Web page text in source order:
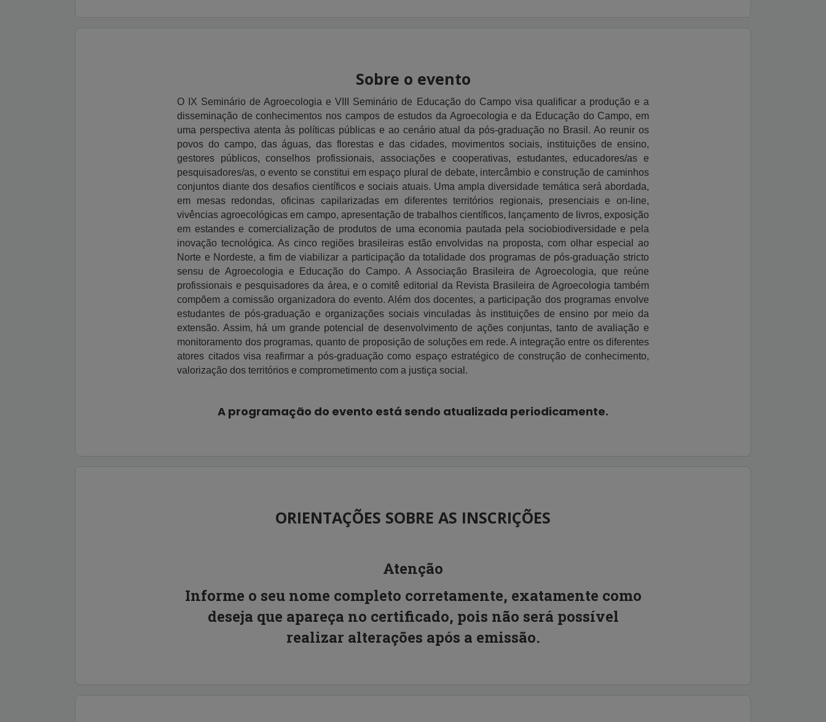
Sobre o evento
O IX Seminário de Agroecologia e VIII Seminário de Educação do Campo visa qualificar a produção e a
disseminação de conhecimentos nos campos de estudos da Agroecologia e da Educação do Campo, em
uma perspectiva atenta às políticas públicas e ao cenário atual da pós-graduação no Brasil. Ao reunir os
povos do campo, das águas, das florestas e das cidades, movimentos sociais, instituições de ensino,
gestores públicos, conselhos profissionais, associações e cooperativas, estudantes, educadores/as e
pesquisadores/as, o evento se constitui em espaço plural de debate, intercâmbio e construção de caminhos
conjuntos diante dos desafios científicos e sociais atuais. Uma ampla diversidade temática será abordada,
em mesas redondas, oficinas capilarizadas em diferentes territórios regionais, presenciais e on-line,
vivências agroecológicas em campo, apresentação de trabalhos científicos, lançamento de livros, exposição
em estandes e comercialização de produtos de uma economia pautada pela sociobiodiversidade e pela
inovação tecnológica. As cinco regiões brasileiras estão envolvidas na proposta, com olhar especial ao
Norte e Nordeste, a fim de viabilizar a participação da totalidade dos programas de pós-graduação stricto
sensu de Agroecologia e Educação do Campo. A Associação Brasileira de Agroecologia, que reúne
profissionais e pesquisadores da área, e o comitê editorial da Revista Brasileira de Agroecologia também
compõem a comissão organizadora do evento. Além dos docentes, a participação dos programas envolve
estudantes de pós-graduação e organizações sociais vinculadas às instituições de ensino por meio da
extensão. Assim, há um grande potencial de desenvolvimento de ações conjuntas, tanto de avaliação e
monitoramento dos programas, quanto de proposição de soluções em rede. A integração entre os diferentes
atores citados visa reafirmar a pós-graduação como espaço estratégico de construção de conhecimento,
valorização dos territórios e comprometimento com a justiça social.
A programação do evento está sendo atualizada periodicamente.
ORIENTAÇÕES SOBRE AS INSCRIÇÕES
Atenção
Informe o seu nome completo corretamente, exatamente como
deseja que apareça no certificado, pois não será possível
realizar alterações após a emissão.